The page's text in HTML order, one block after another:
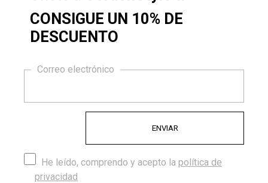
9,50 €
CONSIGUE UN 10% DE
DESCUENTO
Correo electrónico
He leído, comprendo y acepto la política de
privacidad